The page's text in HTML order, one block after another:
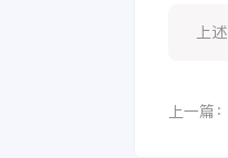
上
上一篇：